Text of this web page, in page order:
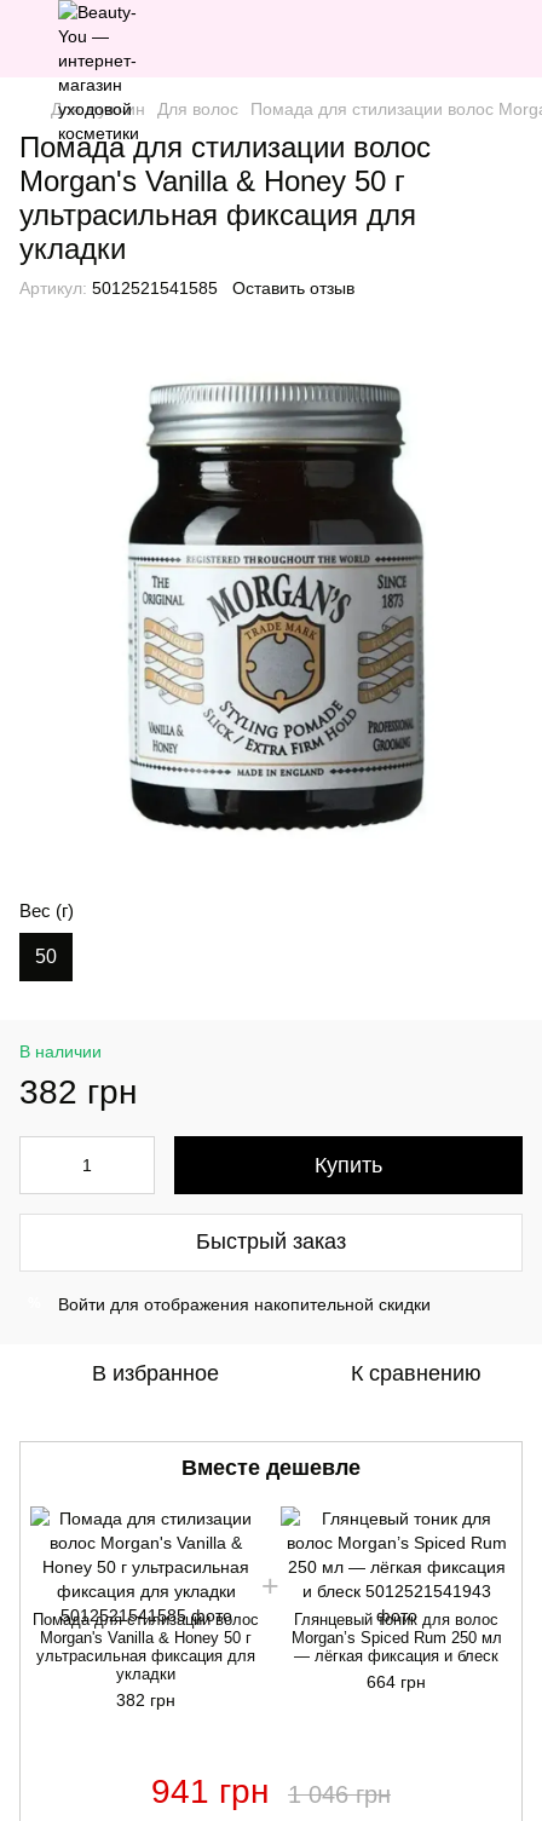
Для мужчин Для волос Помада для стилизации волос
Помада для стилизации волос
Morgan's Vanilla & Honey 50 г
ультрасильная фиксация для
укладки
Артикул: 5012521541585 Оставить отзыв
Вес (г)
50
В наличии
382 грн
Купить
Быстрый заказ
Войти для отображения накопительной скидки
В избранное К сравнению
Вместе дешевле
Помада для стилизации волос
Morgan's Vanilla & Honey 50 г
ультрасильная фиксация для
укладки
382 грн
Глянцевый тоник для волос
Morgan’s Spiced Rum 250 мл
— лёгкая фиксация и блеск
664 грн
941 грн 1 046 грн